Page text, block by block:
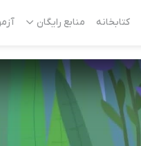
کتابخانه منابع رایگان